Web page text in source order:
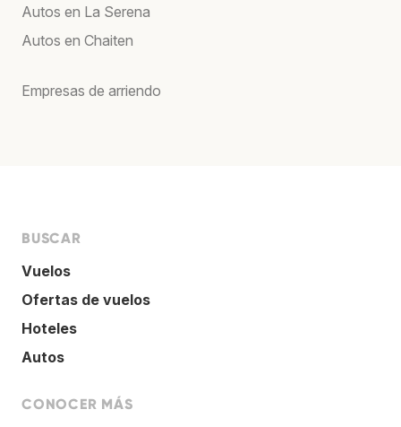
Autos en La Serena
Autos en Chaiten
Empresas de arriendo
BUSCAR
Vuelos
Ofertas de vuelos
Hoteles
Autos
CONOCER MÁS